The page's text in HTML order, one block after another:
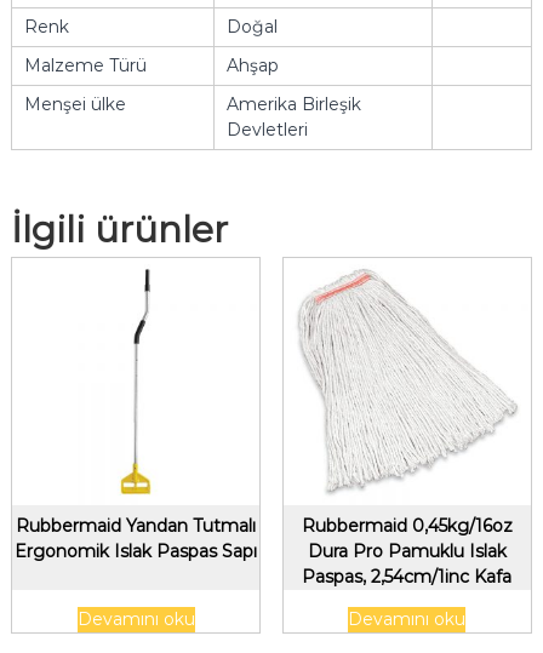
Renk
Doğal
Malzeme Türü
Ahşap
Menşei ülke
Amerika Birleşik
Devletleri
İlgili ürünler
Rubbermaid Yandan Tutmalı
Ergonomik Islak Paspas Sapı
Devamını oku
Rubbermaid 0,45kg/16oz
Dura Pro Pamuklu Islak
Paspas, 2,54cm/1inc Kafa
Bandı, Beyaz
Devamını oku